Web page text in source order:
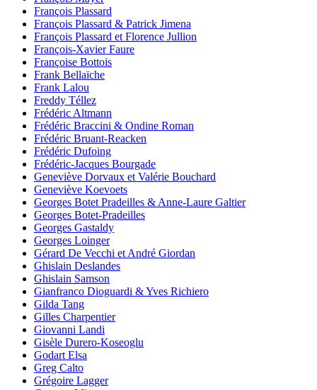
François Plassard
François Plassard & Patrick Jimena
François Plassard et Florence Jullion
François-Xavier Faure
Françoise Bottois
Frank Bellaïche
Frank Lalou
Freddy Téllez
Frédéric Altmann
Frédéric Braccini & Ondine Roman
Frédéric Bruant-Reacken
Frédéric Dufoing
Frédéric-Jacques Bourgade
Geneviève Dorvaux et Valérie Bouchard
Geneviève Koevoets
Georges Botet Pradeilles & Anne-Laure Galtier
Georges Botet-Pradeilles
Georges Gastaldy
Georges Loinger
Gérard De Vecchi et André Giordan
Ghislain Deslandes
Ghislain Samson
Gianfranco Dioguardi & Yves Richiero
Gilda Tang
Gilles Charpentier
Giovanni Landi
Gisèle Durero-Koseoglu
Godart Elsa
Greg Calto
Grégoire Lagger